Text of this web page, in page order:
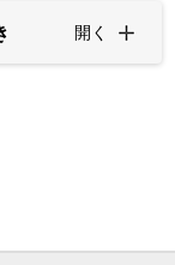
開く